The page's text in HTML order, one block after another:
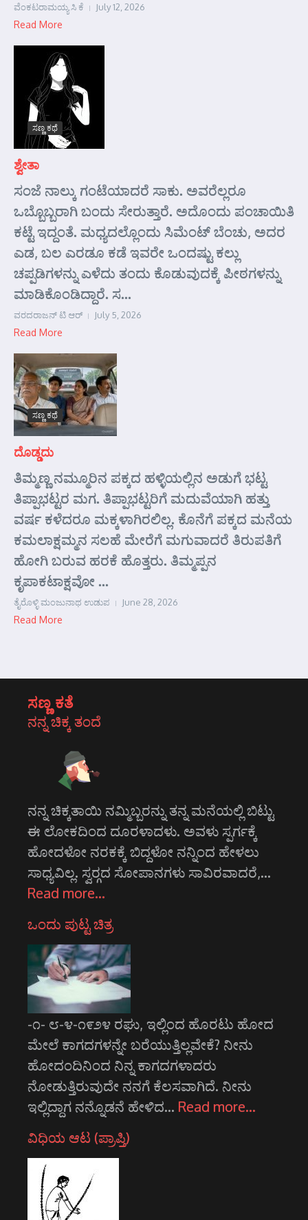
ವೆಂಕಟರಾಮಯ್ಯ ಸಿ ಕೆ July 12, 2026
Read More
ಸಣ್ಣ ಕಥೆ
ಶ್ವೇತಾ
ಸಂಜೆ ನಾಲ್ಕು ಗಂಟೆಯಾದರೆ ಸಾಕು. ಅವರೆಲ್ಲರೂ
ಒಬ್ಬೊಬ್ಬರಾಗಿ ಬಂದು ಸೇರುತ್ತಾರೆ. ಅದೊಂದು ಪಂಚಾಯಿತಿ
ಕಟ್ಟೆ ಇದ್ದಂತೆ. ಮಧ್ಯದಲ್ಲೊಂದು ಸಿಮೆಂಟ್ ಬೆಂಚು, ಅದರ
ಎಡ, ಬಲ ಎರಡೂ ಕಡೆ ಇವರೇ ಒಂದಷ್ಟು ಕಲ್ಲು
ಚಪ್ಪಡಿಗಳನ್ನು ಎಳೆದು ತಂದು ಕೊಡುವುದಕ್ಕೆ ಪೀಠಗಳನ್ನು
ಮಾಡಿಕೊಂಡಿದ್ದಾರೆ. ಸ...
ವರದರಾಜನ್ ಟಿ ಆರ್ July 5, 2026
Read More
ಸಣ್ಣ ಕಥೆ
ದೊಡ್ಡದು
ತಿಮ್ಮಣ್ಣ ನಮ್ಮೂರಿನ ಪಕ್ಕದ ಹಳ್ಳಿಯಲ್ಲಿನ ಅಡುಗೆ ಭಟ್ಟ
ತಿಪ್ಪಾಭಟ್ಟರ ಮಗ. ತಿಪ್ಪಾಭಟ್ಟರಿಗೆ ಮದುವೆಯಾಗಿ ಹತ್ತು
ವರ್ಷ ಕಳೆದರೂ ಮಕ್ಕಳಾಗಿರಲಿಲ್ಲ. ಕೊನೆಗೆ ಪಕ್ಕದ ಮನೆಯ
ಕಮಲಾಕ್ಷಮ್ಮನ ಸಲಹೆ ಮೇರೆಗೆ ಮಗುವಾದರೆ ತಿರುಪತಿಗೆ
ಹೋಗಿ ಬರುವ ಹರಕೆ ಹೊತ್ತರು. ತಿಮ್ಮಪ್ಪನ
ಕೃಪಾಕಟಾಕ್ಷವೋ ...
ತೈರೊಳ್ಳಿ ಮಂಜುನಾಥ ಉಡುಪ June 28, 2026
Read More
ಸಣ್ಣ ಕತೆ
ನನ್ನ ಚಿಕ್ಕ ತಂದೆ
ನನ್ನ ಚಿಕ್ಕತಾಯಿ ನಮ್ಮಿಬ್ಬರನ್ನು ತನ್ನ ಮನೆಯಲ್ಲಿ ಬಿಟ್ಟು
ಈ ಲೋಕದಿಂದ ದೂರಳಾದಳು. ಅವಳು ಸ್ಪರ್ಗಕ್ಕೆ
ಹೋದಳೋ ನರಕಕ್ಕೆ ಬಿದ್ದಳೋ ನನ್ನಿಂದ ಹೇಳಲು
ಸಾಧ್ಯವಿಲ್ಲ. ಸ್ವರ್‍ಗದ ಸೋಪಾನಗಳು ಸಾವಿರವಾದರೆ,…
Read more…
ಒಂದು ಪುಟ್ಟ ಚಿತ್ರ
-೧- ೮-೪-೧೯೨೪ ರಘು, ಇಲ್ಲಿಂದ ಹೊರಟು ಹೋದ
ಮೇಲೆ ಕಾಗದಗಳನ್ನೇ ಬರೆಯುತ್ತಿಲ್ಲವೇಕೆ? ನೀನು
ಹೋದಂದಿನಿಂದ ನಿನ್ನ ಕಾಗದಗಳಾದರು
ನೋಡುತ್ತಿರುವುದೇ ನನಗೆ ಕೆಲಸವಾಗಿದೆ. ನೀನು
ಇಲ್ಲಿದ್ದಾಗ ನನ್ನೊಡನೆ ಹೇಳಿದ… Read more…
ವಿಧಿಯ ಆಟ (ಪ್ರಾಪ್ತಿ)